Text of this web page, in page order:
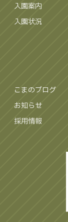
入園案内
入園状況
こまのブログ
お知らせ
採用情報